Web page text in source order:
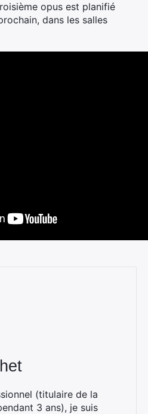
opus est planifié
dans les salles
(titulaire de la
3 ans), je suis